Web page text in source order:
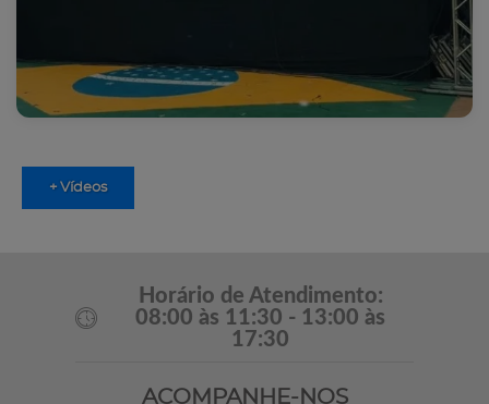
+ Vídeos
Horário de Atendimento:
08:00 às 11:30 - 13:00 às
17:30
ACOMPANHE-NOS